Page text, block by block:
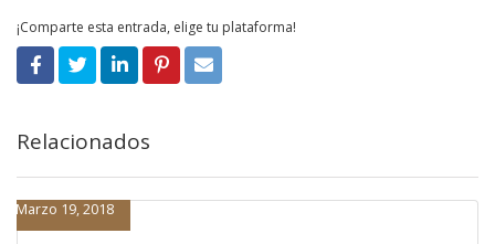
¡Comparte esta entrada, elige tu plataforma!
Relacionados
Marzo 19, 2018